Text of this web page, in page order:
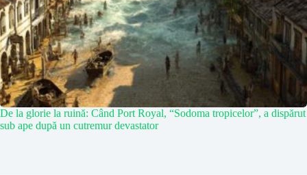
De la glorie la ruină: Când Port Royal, “Sodoma tropicelor”, a dispărut
sub ape după un cutremur devastator